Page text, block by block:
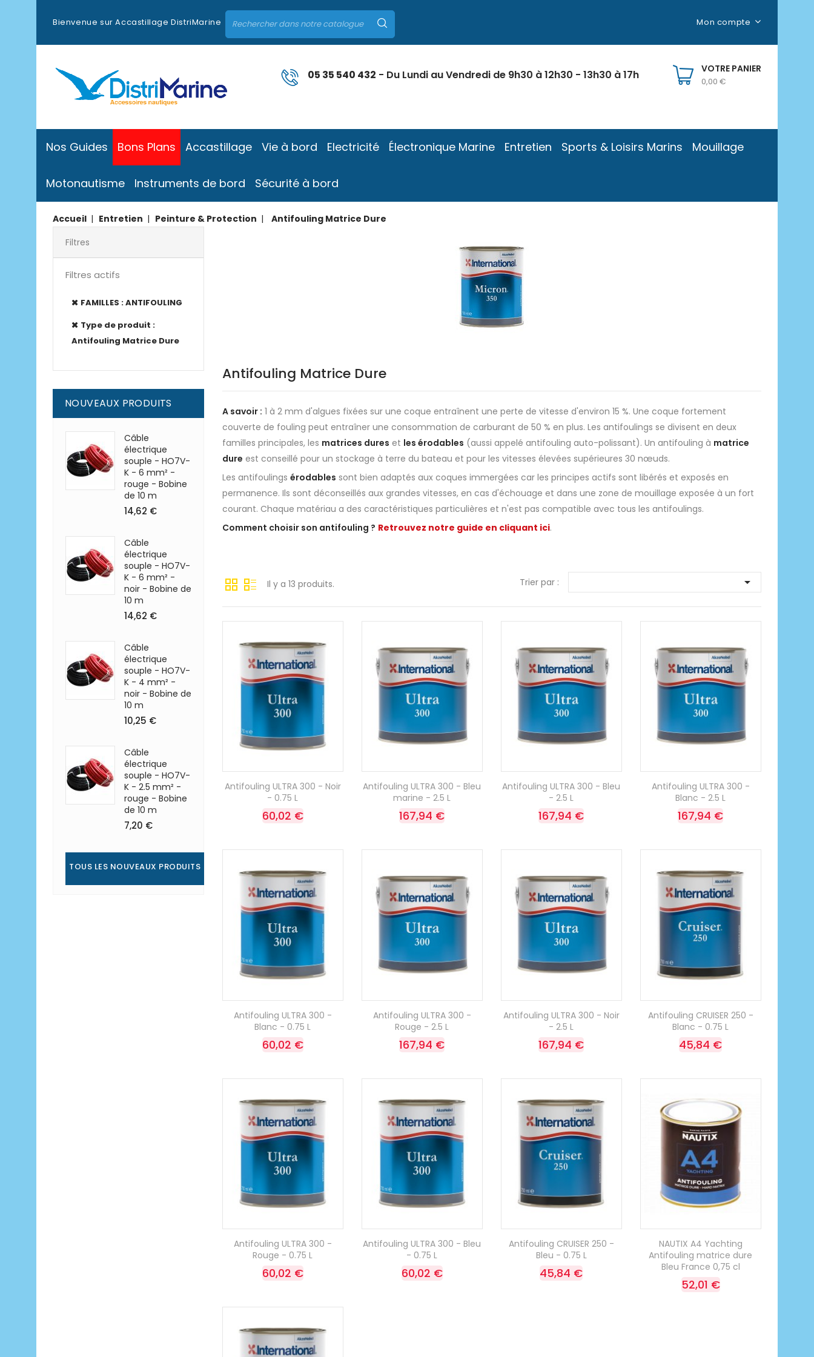
Bienvenue sur Accastillage DistriMarine Mon compte
VOTRE PANIER
0,00 €
05 35 540 432 - Du Lundi au Vendredi de 9h30 à 12h30 - 13h30 à 17h
Nos Guides Bons Plans Accastillage Vie à bord Electricité Électronique Marine Entretien Sports & Loisirs Marins Mouillage
Motonautisme Instruments de bord Sécurité à bord
Accueil Entretien Peinture & Protection
Antifouling Matrice Dure
Filtres
Filtres actifs
FAMILLES : ANTIFOULING
Type de produit :
Antifouling Matrice Dure
NOUVEAUX PRODUITS
Câble
électrique
souple - HO7V-
K - 6 mm² -
rouge - Bobine
de 10 m
14,62 €
Câble
électrique
souple - HO7V-
K - 6 mm² -
noir - Bobine de
10 m
14,62 €
Câble
électrique
souple - HO7V-
K - 4 mm² -
noir - Bobine de
10 m
10,25 €
Câble
électrique
souple - HO7V-
K - 2.5 mm² -
rouge - Bobine
de 10 m
7,20 €
TOUS LES NOUVEAUX PRODUITS
Antifouling Matrice Dure
A savoir : 1 à 2 mm d'algues fixées sur une coque entraînent une perte de vitesse d'environ 15 %. Une coque fortement
couverte de fouling peut entraîner une consommation de carburant de 50 % en plus. Les antifoulings se divisent en deux
familles principales, les matrices dures et les érodables (aussi appelé antifouling auto-polissant). Un antifouling à matrice
dure est conseillé pour un stockage à terre du bateau et pour les vitesses élevées supérieures 30 nœuds.
Les antifoulings érodables sont bien adaptés aux coques immergées car les principes actifs sont libérés et exposés en
permanence. Ils sont déconseillés aux grandes vitesses, en cas d'échouage et dans une zone de mouillage exposée à un fort
courant. Chaque matériau a des caractéristiques particulières et n'est pas compatible avec tous les antifoulings.
Comment choisir son antifouling ? Retrouvez notre guide en cliquant ici.
Il y a 13 produits. Trier par : 
Antifouling ULTRA 300 - Noir
- 0.75 L
60,02 €
Antifouling ULTRA 300 - Bleu
marine - 2.5 L
167,94 €
Antifouling ULTRA 300 - Bleu
- 2.5 L
167,94 €
Antifouling ULTRA 300 -
Blanc - 2.5 L
167,94 €
Antifouling ULTRA 300 -
Blanc - 0.75 L
60,02 €
Antifouling ULTRA 300 -
Rouge - 2.5 L
167,94 €
Antifouling ULTRA 300 - Noir
- 2.5 L
167,94 €
Antifouling CRUISER 250 -
Blanc - 0.75 L
45,84 €
Antifouling ULTRA 300 -
Rouge - 0.75 L
60,02 €
Antifouling ULTRA 300 - Bleu
- 0.75 L
60,02 €
Antifouling CRUISER 250 -
Bleu - 0.75 L
45,84 €
NAUTIX A4 Yachting
Antifouling matrice dure
Bleu France 0,75 cl
52,01 €